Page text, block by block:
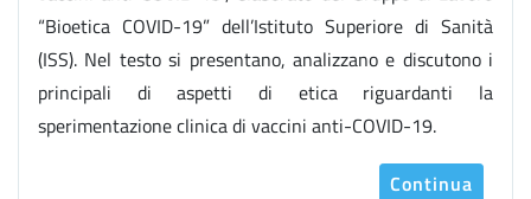
“Bioetica COVID-19” dell’Istituto Superiore di Sanità
(ISS). Nel testo si presentano, analizzano e discutono i
principali di aspetti di etica riguardanti la
sperimentazione clinica di vaccini anti-COVID-19.
Continua